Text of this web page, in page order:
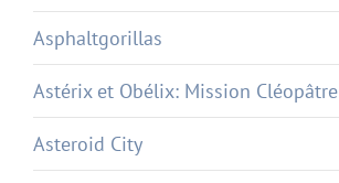
Asphaltgorillas
Astérix et Obélix: Mission Cléopâtre
Asteroid City